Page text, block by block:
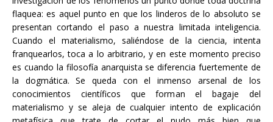
flaquea: es aquel punto en que los linderos de lo absoluto se
presentan cortando el paso a nuestra limitada inteligencia.
Cuando el materialismo, saliéndose de la ciencia, intenta
franquearlos, toca a lo arbitrario, y en este momento preciso
es cuando la filosofía anarquista se diferencia fuertemente de
la dogmática. Se queda con el inmenso arsenal de los
conocimientos científicos que forman el bagaje del
materialismo y se aleja de cualquier intento de explicación